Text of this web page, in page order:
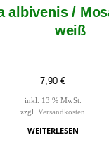
albivenis /
weiß
7,90 €
inkl. 13 % MwSt.
zzgl. Versandkosten
WEITERLESEN